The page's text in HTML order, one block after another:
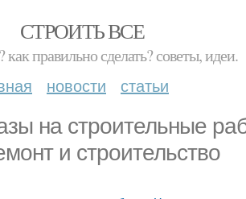
СТРОИТЬ ВСЕ
как правильно сделать? советы, идеи.
новости статьи
на строительные
и строительство